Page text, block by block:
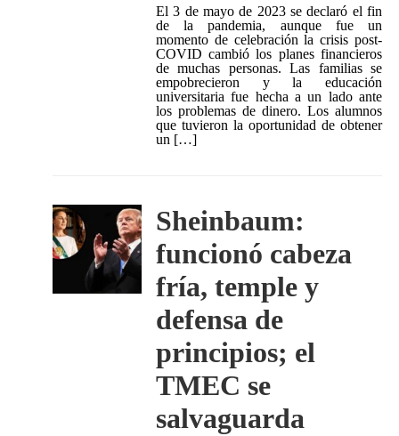
El 3 de mayo de 2023 se declaró el fin
de la pandemia, aunque fue un
momento de celebración la crisis post-
COVID cambió los planes financieros
de muchas personas. Las familias se
empobrecieron y la educación
universitaria fue hecha a un lado ante
los problemas de dinero. Los alumnos
que tuvieron la oportunidad de obtener
un […]
Sheinbaum:
funcionó cabeza
fría, temple y
defensa de
principios; el
TMEC se
salvaguarda